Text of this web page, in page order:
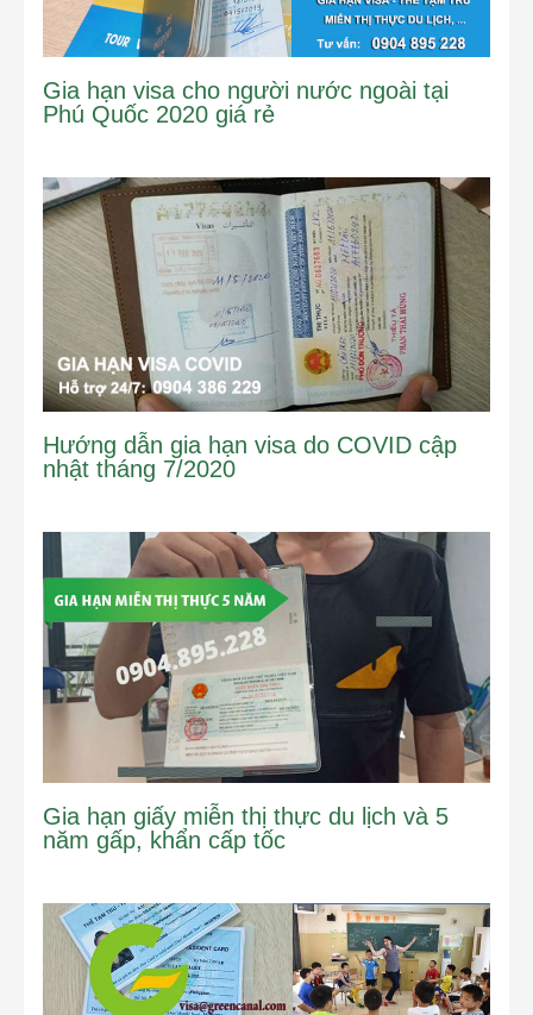
Gia hạn visa cho người nước ngoài tại
Phú Quốc 2020 giá rẻ
Hướng dẫn gia hạn visa do COVID cập
nhật tháng 7/2020
Gia hạn giấy miễn thị thực du lịch và 5
năm gấp, khẩn cấp tốc